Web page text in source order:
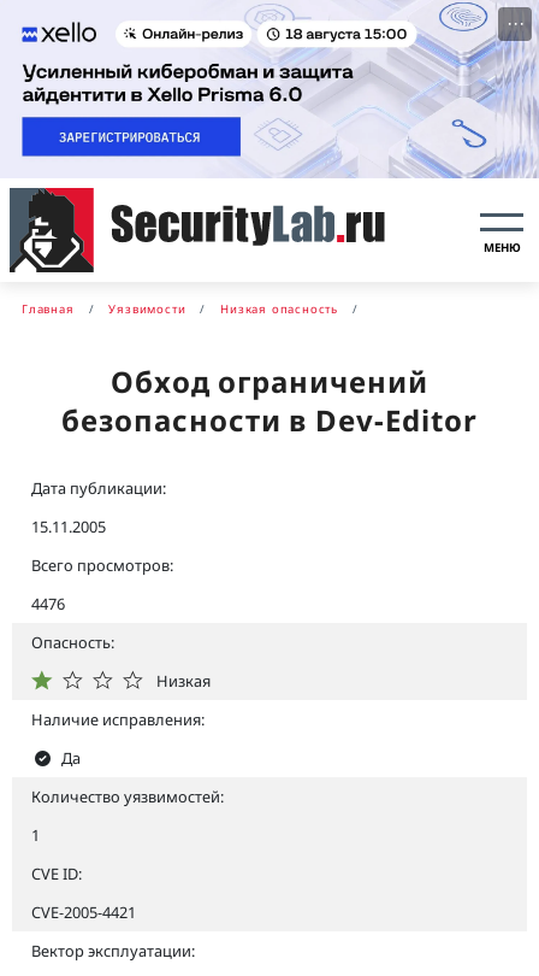
···
МЕНЮ
Главная Уязвимости Низкая опасность
Обход ограничений
безопасности в Dev-Editor
Дата публикации:
15.11.2005
Всего просмотров:
4476
Опасность:
Низкая
Наличие исправления:
Да
Количество уязвимостей:
1
CVE ID:
CVE-2005-4421
Вектор эксплуатации: